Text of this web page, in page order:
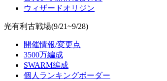
ウィザードオリジン
光有利古戦場(9/21~9/28)
開催情報/変更点
3500万編成
SWARM編成
個人ランキングボーダー